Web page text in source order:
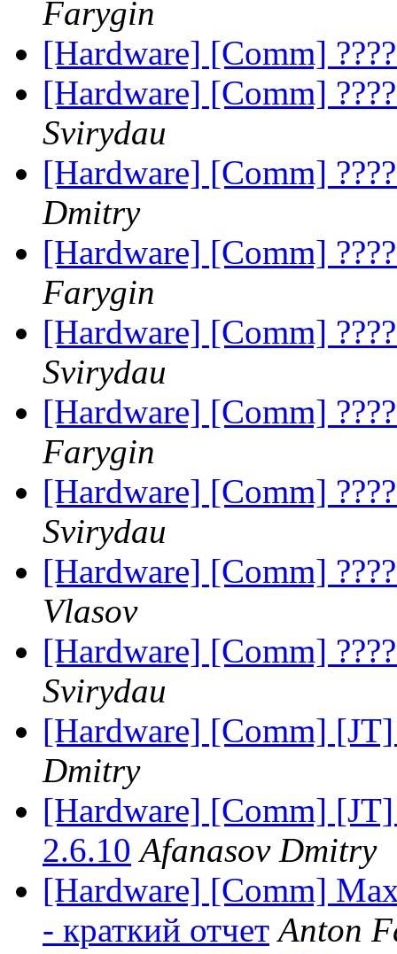
Farygin
[Hardware] [Comm]
[Hardware] [Comm]
Svirydau
[Hardware] [Comm]
Dmitry
[Hardware] [Comm]
Farygin
[Hardware] [Comm]
Svirydau
[Hardware] [Comm]
Farygin
[Hardware] [Comm]
Svirydau
[Hardware] [Comm]
Vlasov
[Hardware] [Comm]
Svirydau
[Hardware] [Comm]
Dmitry
[Hardware] [Comm] [JT]
2.6.10 Afanasov Dmitry
[Hardware] [Comm]
- краткий отчет Anton